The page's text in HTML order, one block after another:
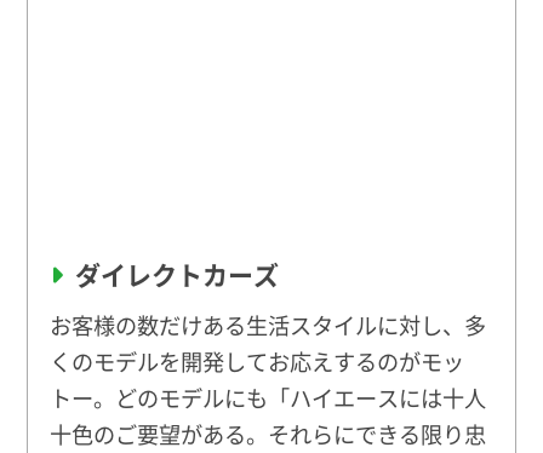
ダイレクトカーズ
お客様の数だけある生活スタイルに対し、多
くのモデルを開発してお応えするのがモッ
トー。どのモデルにも「ハイエースには十人
十色のご要望がある。それらにできる限り忠